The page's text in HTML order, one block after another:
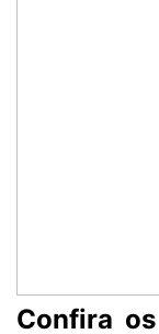
Confira